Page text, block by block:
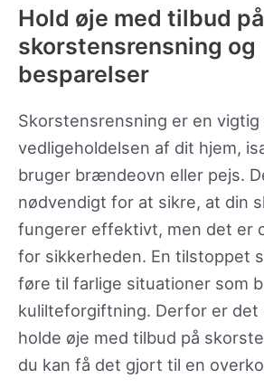
Hold øje med tilbud på
skorstensrensning og
besparelser
Skorstensrensning er en vigtig
vedligeholdelsen af dit hjem,
bruger brændeovn eller pejs.
nødvendigt for at sikre, at din
fungerer effektivt, men det er
for sikkerheden. En tilstoppet
føre til farlige situationer som
kulilteforgiftning. Derfor er det
holde øje med tilbud på
du kan få det gjort til en